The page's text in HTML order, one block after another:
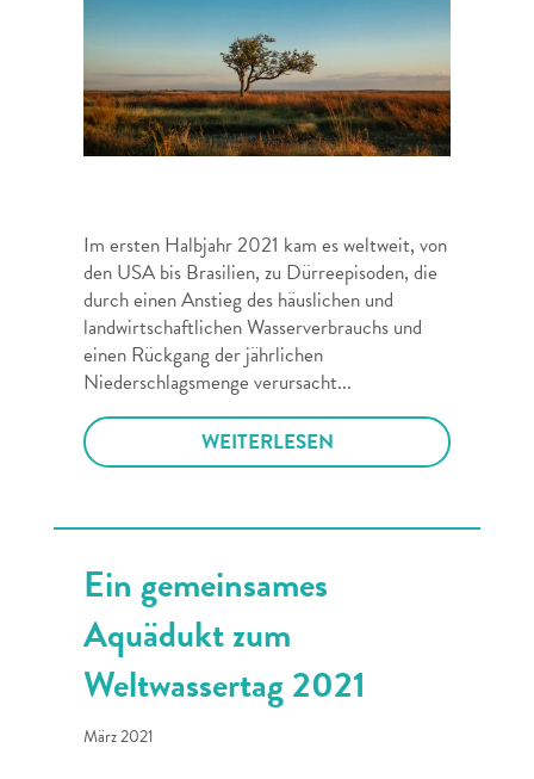
Im ersten Halbjahr 2021 kam es weltweit, von
den USA bis Brasilien, zu Dürreepisoden, die
durch einen Anstieg des häuslichen und
landwirtschaftlichen Wasserverbrauchs und
einen Rückgang der jährlichen
Niederschlagsmenge verursacht...
WEITERLESEN
Ein gemeinsames
Aquädukt zum
Weltwassertag 2021
März 2021